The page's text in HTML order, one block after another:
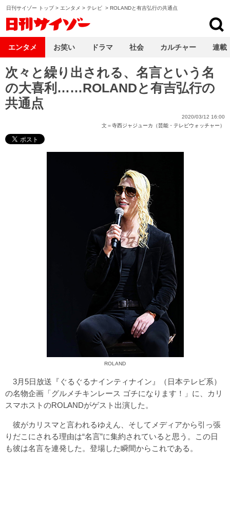
日刊サイゾー トップ> エンタメ > テレビ > ROLANDと有吉弘行の共通点
次々と繰り出される、名言という名
の大喜利……ROLANDと有吉弘行の
共通点
2020/03/12 16:00
文＝寺西ジャジューカ（芸能・テレビウォッチャー）
ROLAND
3月5日放送『ぐるぐるナインティナイン』（日本テレビ系）
の名物企画「グルメチキンレース ゴチになります！」に、カリ
スマホストのROLANDがゲスト出演した。
彼がカリスマと言われるゆえん、そしてメディアから引っ張
りだこにされる理由は“名言”に集約されていると思う。この日
も彼は名言を連発した。登場した瞬間からこれである。
エンタメ お笑い ドラマ 社会 カルチャー 連載